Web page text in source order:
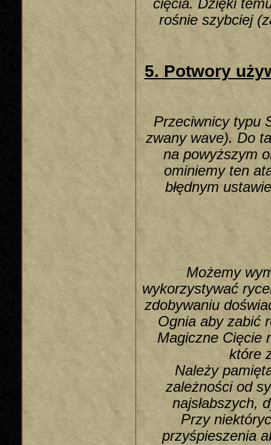
cięcia. Dzięki
rośnie szybciej
5. Potwory
Przeciwnicy typu
zwany wave). Do
na powyższym
ominiemy ten
błędnym
Możemy
wykorzystywać
zdobywaniu
Ognia aby zabić
Magiczne Cięcie
które
Należy
zależności od
najsłabszych,
Przy
przyśpieszenia